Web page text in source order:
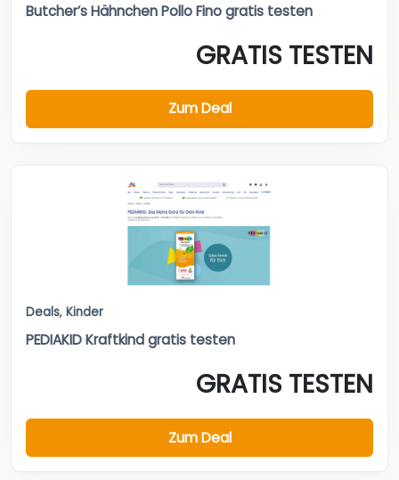
Butcher’s Hähnchen Pollo Fino gratis testen
GRATIS TESTEN
Zum Deal
Deals, Kinder
PEDIAKID Kraftkind gratis testen
GRATIS TESTEN
Zum Deal